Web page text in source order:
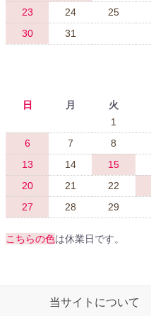
23
24 25
30
31
日 月 火
1
6
7 8
13
14 15
20
21 22
27
28 29
こちらの色は休業日です。
当サイトについて